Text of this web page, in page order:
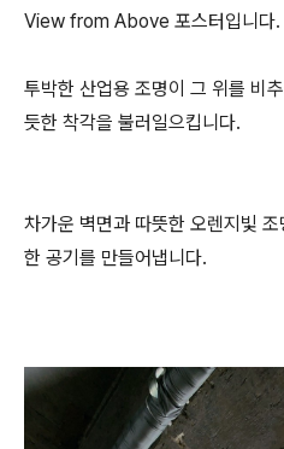
View from Above 포스터입니다.
투박한 산업용 조명이 그 위를 비
듯한 착각을 불러일으킵니다.
차가운 벽면과 따뜻한 오렌지빛
한 공기를 만들어냅니다.